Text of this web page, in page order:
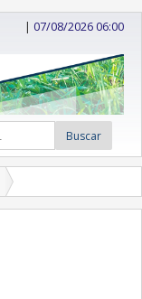
|07/08/2026 06:00
Buscar